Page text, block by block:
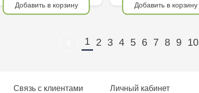
Добавить в корзину Добавить в корзину
1 2 3 4 5 6 7 8 9 10
Связь с клиентами Личный кабинет